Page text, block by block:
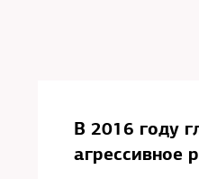
В 2016 году
агрессивное